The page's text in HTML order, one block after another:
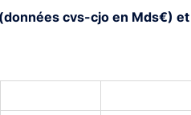
cvs-cjo en Mds€)